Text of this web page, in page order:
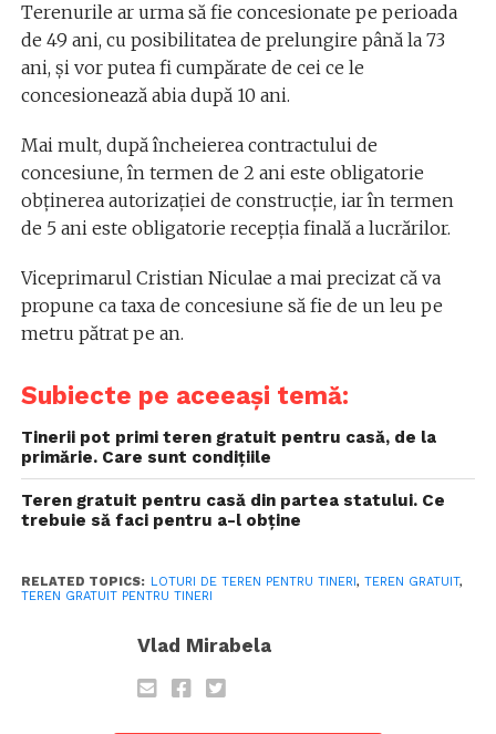
Terenurile ar urma să fie concesionate pe perioada
de 49 ani, cu posibilitatea de prelungire până la 73
ani, şi vor putea fi cumpărate de cei ce le
concesionează abia după 10 ani.
Mai mult, după încheierea contractului de
concesiune, în termen de 2 ani este obligatorie
obţinerea autorizaţiei de construcţie, iar în termen
de 5 ani este obligatorie recepţia finală a lucrărilor.
Viceprimarul Cristian Niculae a mai precizat că va
propune ca taxa de concesiune să fie de un leu pe
metru pătrat pe an.
Subiecte pe aceeași temă:
Tinerii pot primi teren gratuit pentru casă, de la
primărie. Care sunt condițiile
Teren gratuit pentru casă din partea statului. Ce
trebuie să faci pentru a-l obține
RELATED TOPICS: LOTURI DE TEREN PENTRU TINERI , TEREN GRATUIT,
TEREN GRATUIT PENTRU TINERI
Vlad Mirabela